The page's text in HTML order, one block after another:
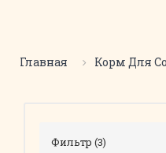
Главная Корм Для
Фильтр (3)